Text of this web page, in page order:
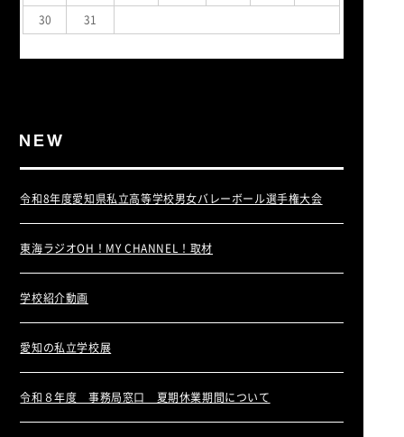
30
31
令和8年度愛知県私立高等学校男女バレーボール選手権大会
東海ラジオOH！MY CHANNEL！取材
学校紹介動画
愛知の私立学校展
令和８年度 事務局窓口 夏期休業期間について